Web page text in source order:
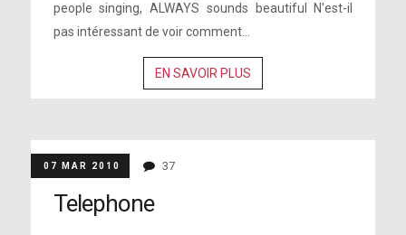
people singing, ALWAYS sounds beautiful N'est-il
pas intéressant de voir comment...
EN SAVOIR PLUS
07 MAR 2010 37
Telephone